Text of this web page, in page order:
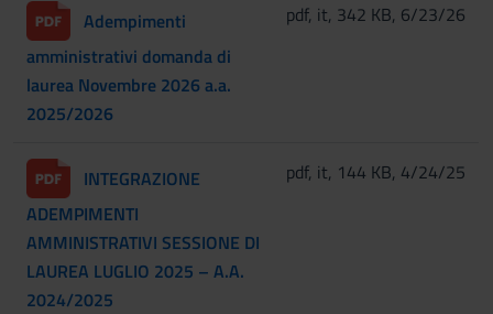
Adempimenti
amministrativi domanda di
laurea Novembre 2026 a.a.
2025/2026
pdf, it, 342 KB, 6/23/26
INTEGRAZIONE
ADEMPIMENTI
AMMINISTRATIVI SESSIONE DI
LAUREA LUGLIO 2025 – A.A.
2024/2025
pdf, it, 144 KB, 4/24/25